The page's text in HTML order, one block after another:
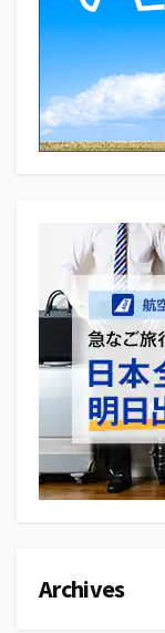
Archives